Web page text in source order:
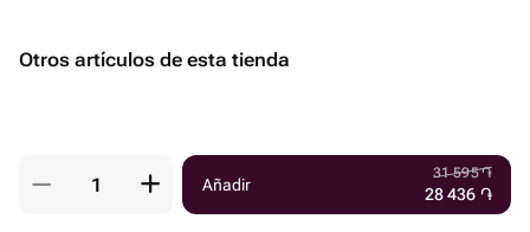
Otros artículos de esta tienda
Añadir
31 595֏
28 436 ֏